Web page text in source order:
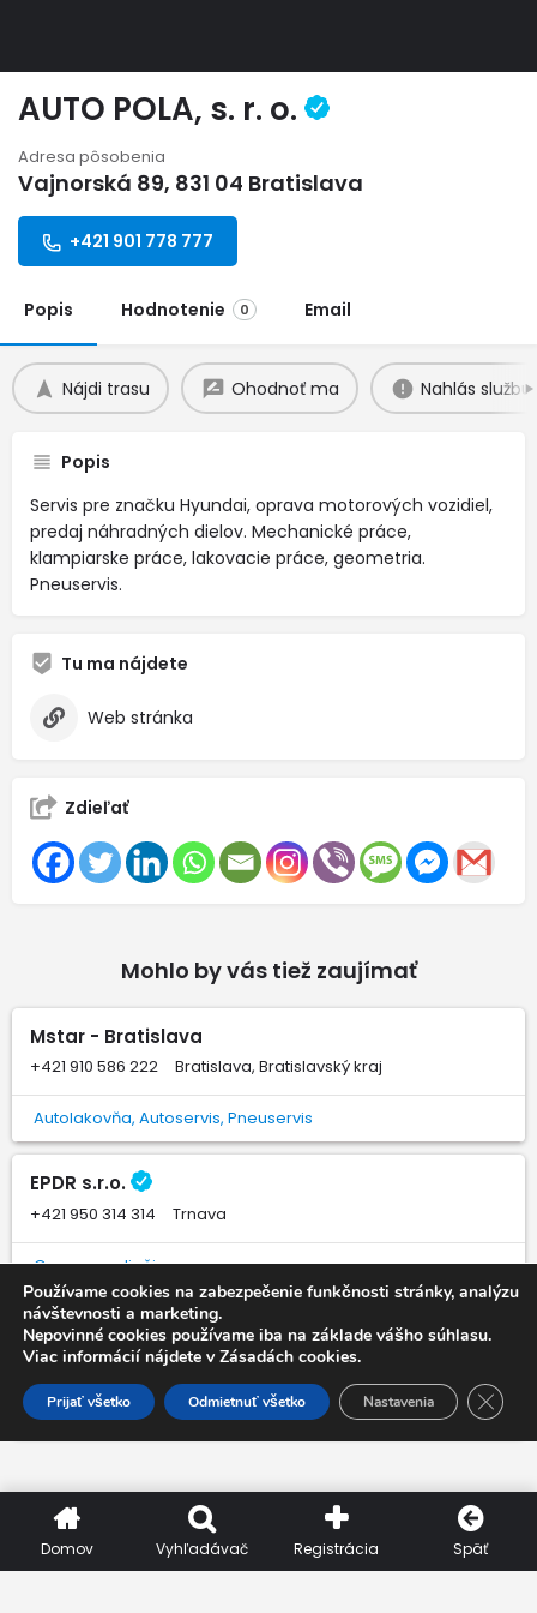
AUTO POLA, s. r. o.
Adresa pôsobenia
Vajnorská 89, 831 04 Bratislava
+421 901 778 777
Popis Hodnotenie 0 Email
Nájdi trasu Ohodnoť ma Nahlás službu
Popis
Servis pre značku Hyundai, oprava motorových vozidiel,
predaj náhradných dielov. Mechanické práce,
klampiarske práce, lakovacie práce, geometria.
Pneuservis.
Tu ma nájdete
Web stránka
Zdieľať
Mohlo by vás tiež zaujímať
Mstar - Bratislava
+421 910 586 222 Bratislava, Bratislavský kraj
Autolakovňa, Autoservis, Pneuservis
EPDR s.r.o.
+421 950 314 314 Trnava
Oprava preliačin
Autosklo Trend s.r.o.
+421 919 065 468 Nitriansky kraj, Nové Zámky
Autosklo
Domov Vyhľadávač Registrácia Späť
Používame cookies na zabezpečenie funkčnosti stránky, analýzu
návštevnosti a marketing.
Nepovinné cookies používame iba na základe vášho súhlasu.
Viac informácií nájdete v Zásadách cookies.
Prijať všetko Odmietnuť všetko Nastavenia Close